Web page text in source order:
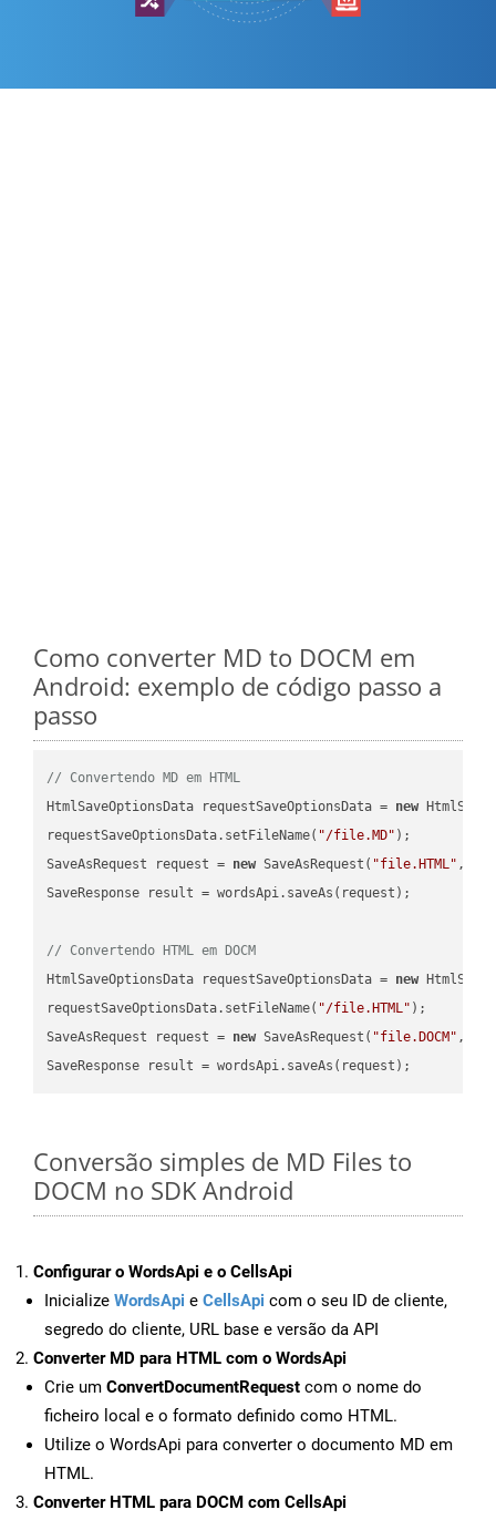
Como converter MD to DOCM em
Android: exemplo de código passo a
passo
// Convertendo MD em HTML
HtmlSaveOptionsData requestSaveOptionsData = new
requestSaveOptionsData.setFileName( "/file.MD" );
SaveAsRequest request = new SaveAsRequest( "file.HTML"
SaveResponse result = wordsApi.saveAs(request);
// Convertendo HTML em DOCM
HtmlSaveOptionsData requestSaveOptionsData = new
requestSaveOptionsData.setFileName( "/file.HTML" );
SaveAsRequest request = new SaveAsRequest( "file.DOCM"
Conversão simples de MD Files to
DOCM no SDK Android
Configurar o WordsApi e o CellsApi
Inicialize WordsApi e CellsApi com o seu ID de cliente,
segredo do cliente, URL base e versão da API
Converter MD para HTML com o WordsApi
Crie um ConvertDocumentRequest com o nome do
ficheiro local e o formato definido como HTML.
Utilize o WordsApi para converter o documento MD em
HTML.
Converter HTML para DOCM com CellsApi